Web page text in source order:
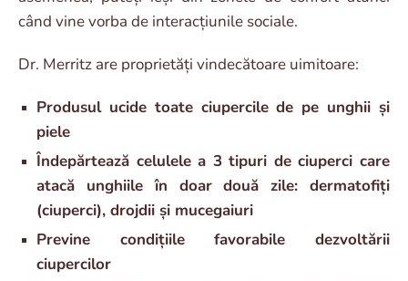
când vine vorba de interacțiunile sociale.
Dr. Merritz are proprietăți vindecătoare uimitoare:
Produsul ucide toate ciupercile de pe unghii și
piele
Îndepărtează celulele a 3 tipuri de ciuperci care
atacă unghiile în doar două zile: dermatofiți
(ciuperci), drojdii și mucegaiuri
Previne condițiile favorabile dezvoltării
ciupercilor